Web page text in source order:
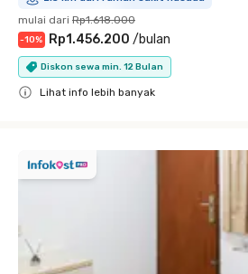
mulai dari Rp1.618.000
-10% Rp1.456.200 /bulan
Diskon sewa min. 12 Bulan
Lihat info lebih banyak